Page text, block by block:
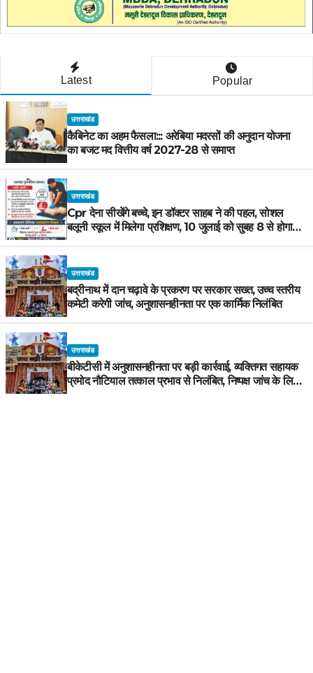
Latest Popular
उत्तराखंड
कैबिनेट का अहम फैसला::: अरेबिया मदरसों की अनुदान योजना
का बजट मद वित्तीय वर्ष 2027-28 से समाप्त
उत्तराखंड
Cpr देना सीखेंगे बच्चे, इन डॉक्टर साहब ने की पहल, सोशल
बलूनी स्कूल में मिलेगा प्रशिक्षण, 10 जुलाई को सुबह 8 से होगा
उत्तराखंड
बद्रीनाथ में दान चढ़ावे के प्रकरण पर सरकार सख्त, उच्च स्तरीय
कमेटी करेगी जांच, अनुशासनहीनता पर एक कार्मिक निलंबित
उत्तराखंड
बीकेटीसी में अनुशासनहीनता पर बड़ी कार्रवाई, व्यक्तिगत सहायक
प्रमोद नौटियाल तत्काल प्रभाव से निलंबित, निष्पक्ष जांच के लिए